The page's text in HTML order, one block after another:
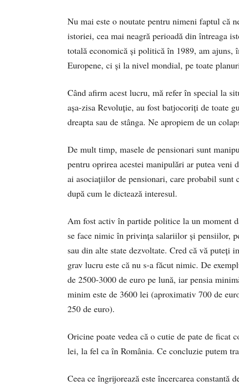
Nu mai este o noutate pentru nimeni faptul că
istoriei, cea mai neagră perioadă din întreaga
totală economică și politică în 1989, am ajuns,
Europene, ci și la nivel mondial, pe toate
Când afirm acest lucru, mă refer în special la
așa-zisa Revoluție, au fost batjocoriți de toate
dreapta sau de stânga. Ne apropiem de un
De mult timp, masele de pensionari sunt
pentru oprirea acestei manipulări ar putea veni
ai asociațiilor de pensionari, care probabil sunt
după cum le dictează interesul.
Am fost activ în partide politice la un moment
se face nimic în privința salariilor și pensiilor,
sau din alte state dezvoltate. Cred că vă puteți
grav lucru este că nu s-a făcut nimic. De
de 2500-3000 de euro pe lună, iar pensia
minim este de 3600 lei (aproximativ 700 de
250 de euro).
Oricine poate vedea că o cutie de pate de ficat
lei, la fel ca în România. Ce concluzie putem
Ceea ce îngrijorează este încercarea constantă